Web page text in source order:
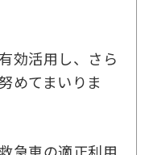
効活用し、さら
めてまいりま
急車の適正利用